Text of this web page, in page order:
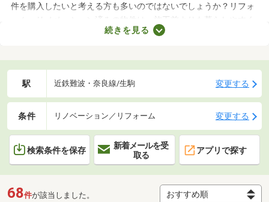
件を購入したいと考える方も多いのではないでしょうか？リフォ
ーム・リノベーション済みの物件は、施工前よりも暮らしやすく
なっていることがポイント。住みやすさを感じられる最良の物件
済みの中古マンションを紹介しますので、ぜひチェックしてみて
続きを見る
駅 近鉄難波・奈良線/生駒 変更する
条件 リノベーション／リフォーム 変更する
検索条件を保存
新着メールを受
取る
アプリで探す
68件が該当しました。